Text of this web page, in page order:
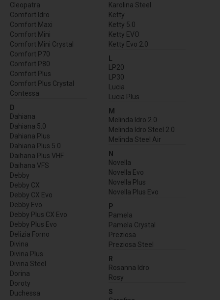
Cleopatra
Comfort Idro
Comfort Maxi
Comfort Mini
Comfort Mini Crystal
Comfort P70
Comfort P80
Comfort Plus
Comfort Plus Crystal
Contessa
D
Dahiana
Dahiana 5.0
Dahiana Plus
Dahiana Plus 5.0
Daihana Plus VHF
Daihana VFS
Debby
Debby CX
Debby CX Evo
Debby Evo
Debby Plus CX Evo
Debby Plus Evo
Delizia Forno
Divina
Divina Plus
Divina Steel
Dorina
Doroty
Duchessa
Karolina Steel
Ketty
Ketty 5.0
Ketty EVO
Ketty Evo 2.0
L
LP20
LP30
Lucia
Lucia Plus
M
Melinda Idro 2.0
Melinda Idro Steel 2.0
Melinda Steel Air
N
Novella
Novella Evo
Novella Plus
Novella Plus Evo
P
Pamela
Pamela Crystal
Preziosa
Preziosa Steel
R
Rosanna Idro
Rosy
S